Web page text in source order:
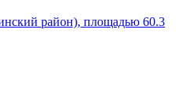
район), площадью 60.3